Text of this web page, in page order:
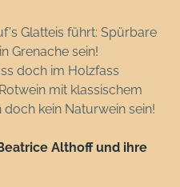
Glatteis führt: Spürbare
Grenache sein!
doch im Holzfass
mit klassischem
kein Naturwein sein!
Althoff und ihre